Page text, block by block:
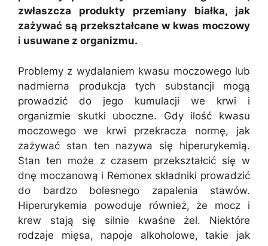
zwłaszcza produkty przemiany białka, jak
zażywać są przekształcane w kwas moczowy
i usuwane z organizmu.
Problemy z wydalaniem kwasu moczowego lub
nadmierna produkcja tych substancji mogą
prowadzić do jego kumulacji we krwi i
organizmie skutki uboczne. Gdy ilość kwasu
moczowego we krwi przekracza normę, jak
zażywać stan ten nazywa się hiperurykemią.
Stan ten może z czasem przekształcić się w
dnę moczanową i Remonex składniki prowadzić
do bardzo bolesnego zapalenia stawów.
Hiperurykemia powoduje również, że mocz i
krew stają się silnie kwaśne żel. Niektóre
rodzaje mięsa, napoje alkoholowe, takie jak